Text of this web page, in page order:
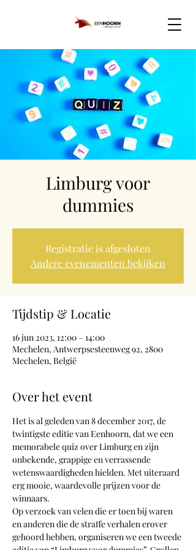
Limburg voor
dummies
Registratie is afgesloten
Andere evenementen bekijken
Tijdstip & Locatie
16 jun 2023, 12:00 – 14:00
Mechelen, Antwerpsesteenweg 92, 2800
Mechelen, België
Over het event
Het is al geleden van 8 december 2017, de
twintigste editie van Eenhoorn, dat we een
memorabele quiz over Limburg en zijn
onbekende, grappige en verrassende
wetenswaardigheden hielden. Met uiteraard
erg mooie, waardevolle prijzen voor de
winnaars.
Op verzoek van velen die er toen bij waren
en anderen die de straffe verhalen erover
gehoord hebben, organiseren we een tweede